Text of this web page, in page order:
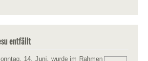
entfällt
14. Juni, wurde im Rahmen